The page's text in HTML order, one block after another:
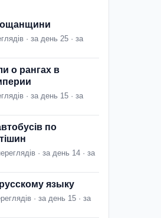
· за день 25 · за
о рангах в
· за день 15 · за
по
· за день 14 · за
языку
· за день 15 · за